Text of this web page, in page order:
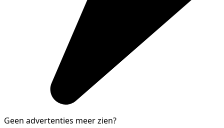
Geen advertenties meer zien?